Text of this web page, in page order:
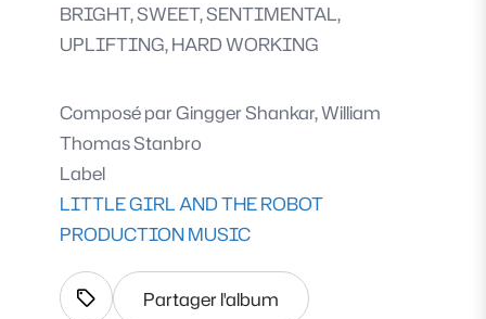
BRIGHT, SWEET, SENTIMENTAL,
UPLIFTING, HARD WORKING
Composé parGingger Shankar, William
Thomas Stanbro
Label
LITTLE GIRL AND THE ROBOT
PRODUCTION MUSIC
Afficher les tags
Partager l'album